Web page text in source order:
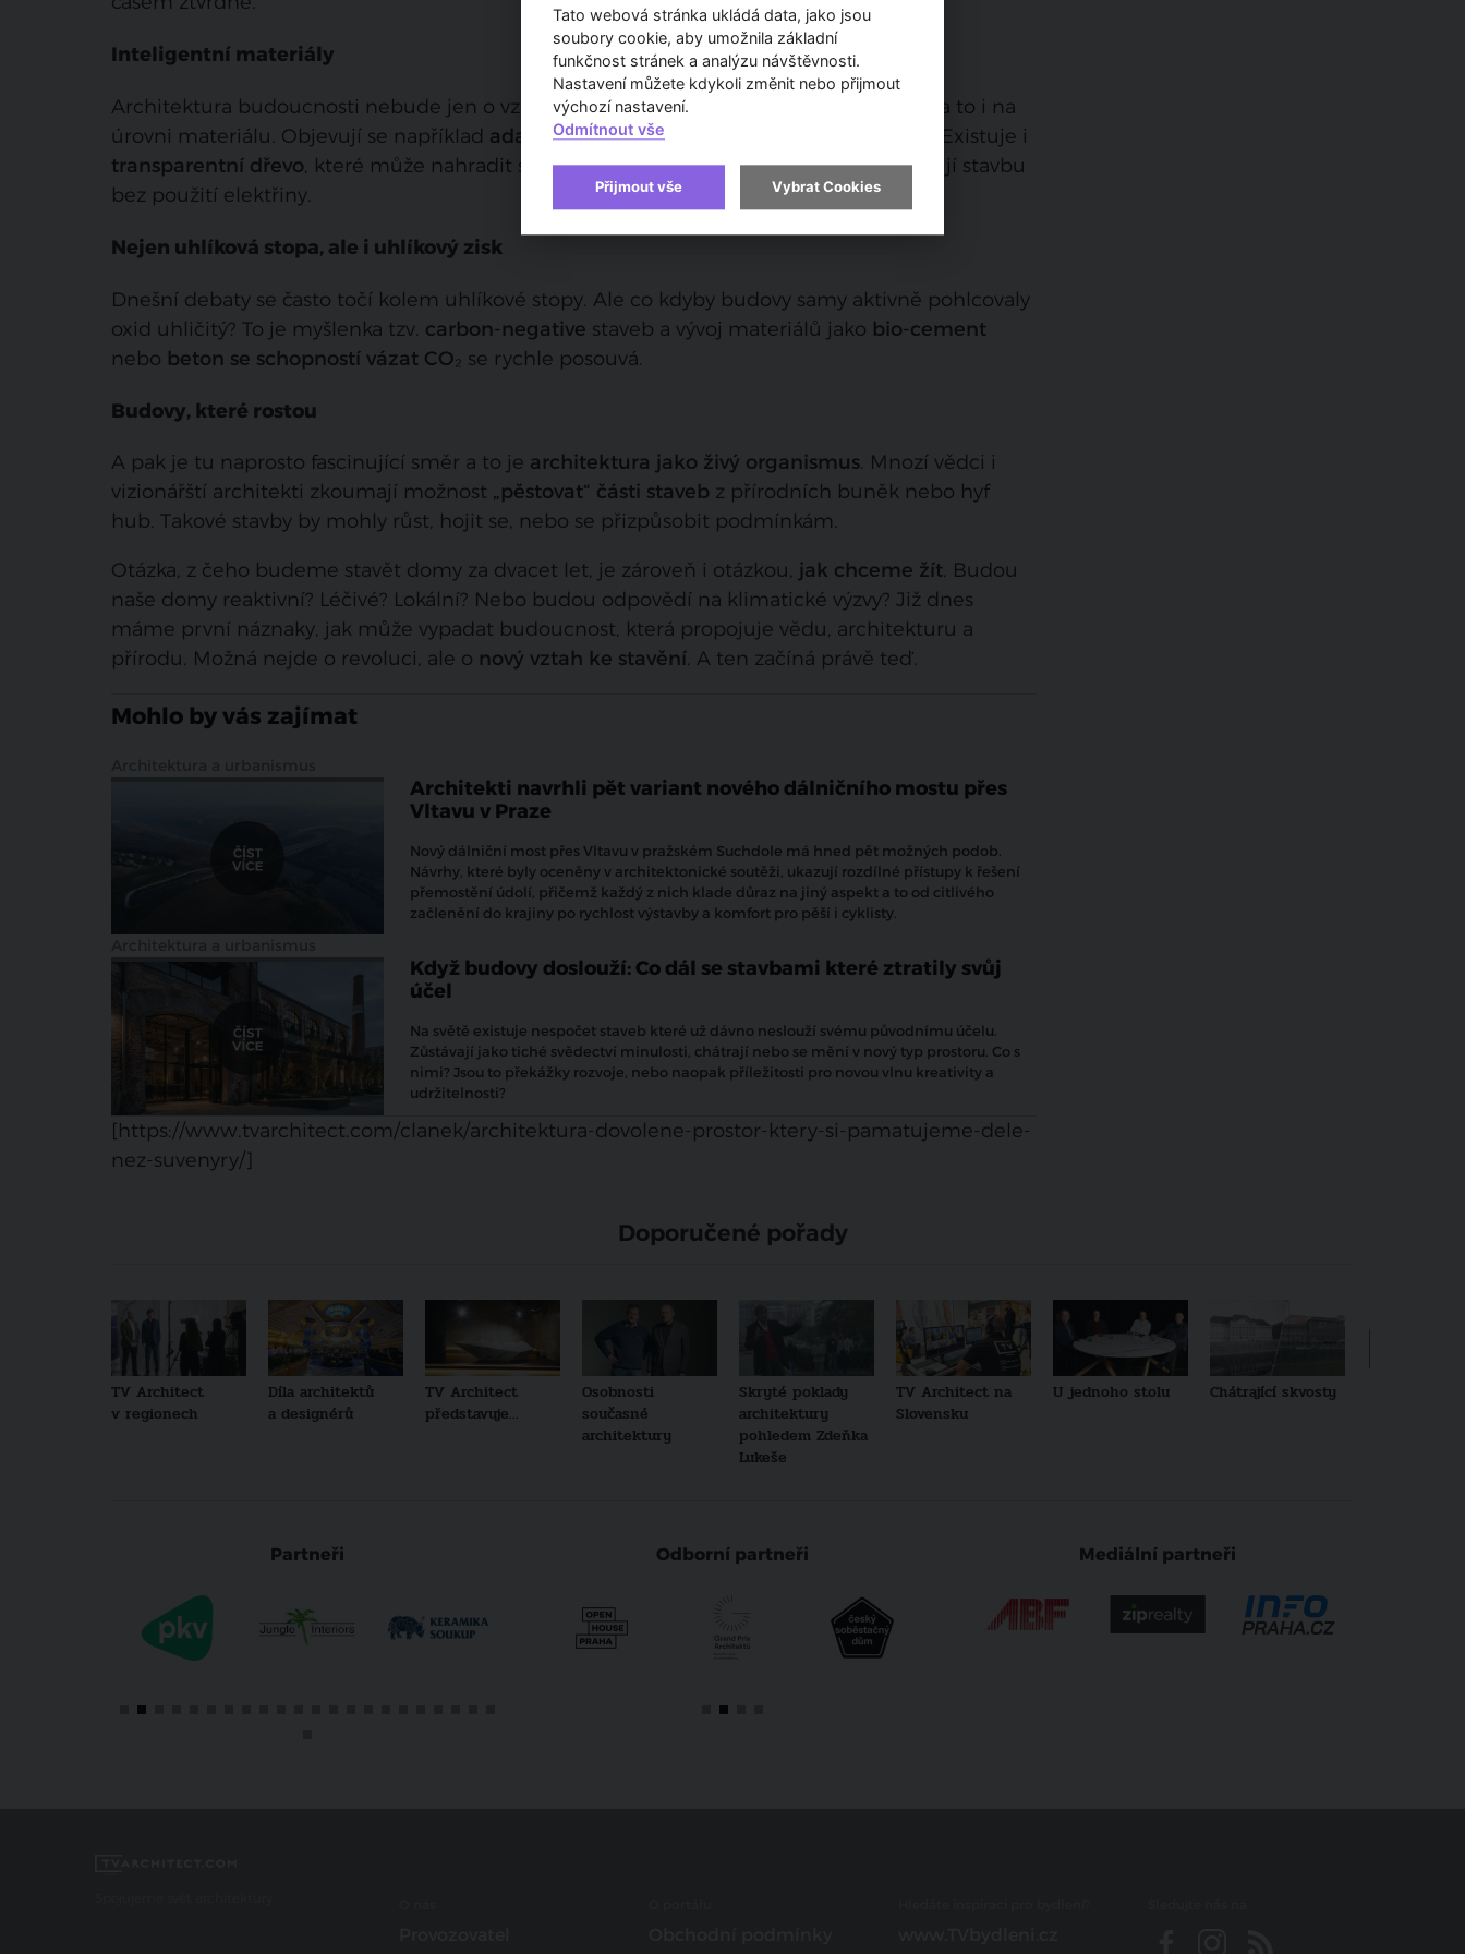
Inteligentní materiály
Architektura budoucnosti nebude jen o vzhledu. Mnohem větší roli bude hrát funkce a to i na
úrovni materiálu. Objevují se například adaptivní fasády, které samy reagují na počasí. Existuje i
transparentní dřevo, které může nahradit sklo, nebocihly s hydrogelem, které ochlazují stavbu
bez použití elektřiny.
Nejen uhlíková stopa, ale i uhlíkový zisk
Dnešní debaty se často točí kolem uhlíkové stopy. Ale co kdyby budovy samy aktivně pohlcovaly
oxid uhličitý? To je myšlenka tzv. carbon-negative staveb a vývoj materiálů jako bio‑cement
nebo beton se schopností vázat CO₂ se rychle posouvá.
Budovy, které rostou
A pak je tu naprosto fascinující směr a to je architektura jako živý organismus. Mnozí vědci i
vizionářští architekti zkoumají možnost „pěstovat“ části staveb z přírodních buněk nebo hyf
hub. Takové stavby by mohly růst, hojit se, nebo se přizpůsobit podmínkám.
Otázka, z čeho budeme stavět domy za dvacet let, je zároveň i otázkou, jak chceme žít. Budou
naše domy reaktivní? Léčivé? Lokální? Nebo budou odpovědí na klimatické výzvy? Již dnes
máme první náznaky, jak může vypadat budoucnost, která propojuje vědu, architekturu a
přírodu. Možná nejde o revoluci, ale o nový vztah ke stavění. A ten začíná právě teď.
Mohlo by vás zajímat
Architekti navrhli pět variant nového dálničního mostu přes
Vltavu v Praze
Nový dálniční most přes Vltavu v pražském Suchdole má hned pět možných podob.
Návrhy, které byly oceněny v architektonické soutěži, ukazují rozdílné přístupy k řešení
přemostění údolí, přičemž každý z nich klade důraz na jiný aspekt a to od citlivého
začlenění do krajiny po rychlost výstavby a komfort pro pěší i cyklisty.
Když budovy doslouží: Co dál se stavbami které ztratily svůj
účel
Na světě existuje nespočet staveb které už dávno neslouží svému původnímu účelu.
Zůstávají jako tiché svědectví minulosti, chátrají nebo se mění v nový typ prostoru. Co s
nimi? Jsou to překážky rozvoje, nebo naopak příležitosti pro novou vlnu kreativity a
udržitelnosti?
[https://www.tvarchitect.com/clanek/architektura-dovolene-prostor-ktery-si-pamatujeme-dele-
nez-suvenyry/]
Doporučené pořady
TV Architect
v regionech
Díla architektů
a designérů
TV Architect
představuje...
Osobnosti
současné
architektury
Skryté poklady
architektury
pohledem Zdeňka
Lukeše
TV Architect na
Slovensku
U jednoho stolu Chátrající skvosty
Partneři Odborní partneři Mediální partneři
Tato webová stránka ukládá data, jako jsou
soubory cookie, aby umožnila základní
funkčnost stránek a analýzu návštěvnosti.
Nastavení můžete kdykoli změnit nebo přijmout
výchozí nastavení.
Odmítnout vše
Přijmout vše Vybrat Cookies